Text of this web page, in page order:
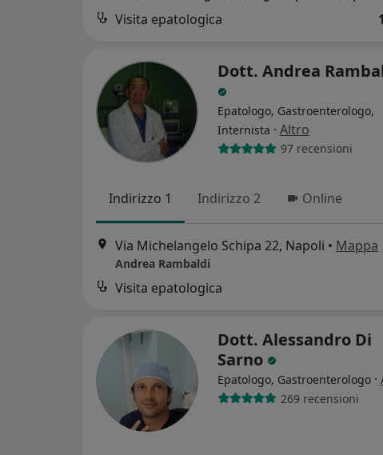
Visita epatologica
Dott. Andrea
Epatologo, Gastroenterologo,
Internista · Altro
97 recensioni
Indirizzo 1 Indirizzo 2 Online
Via Michelangelo Schipa 22, Napoli • Mappa
Andrea Rambaldi
Visita epatologica
Dott. Alessandro Di
Sarno
Epatologo, Gastroenterologo ·
269 recensioni